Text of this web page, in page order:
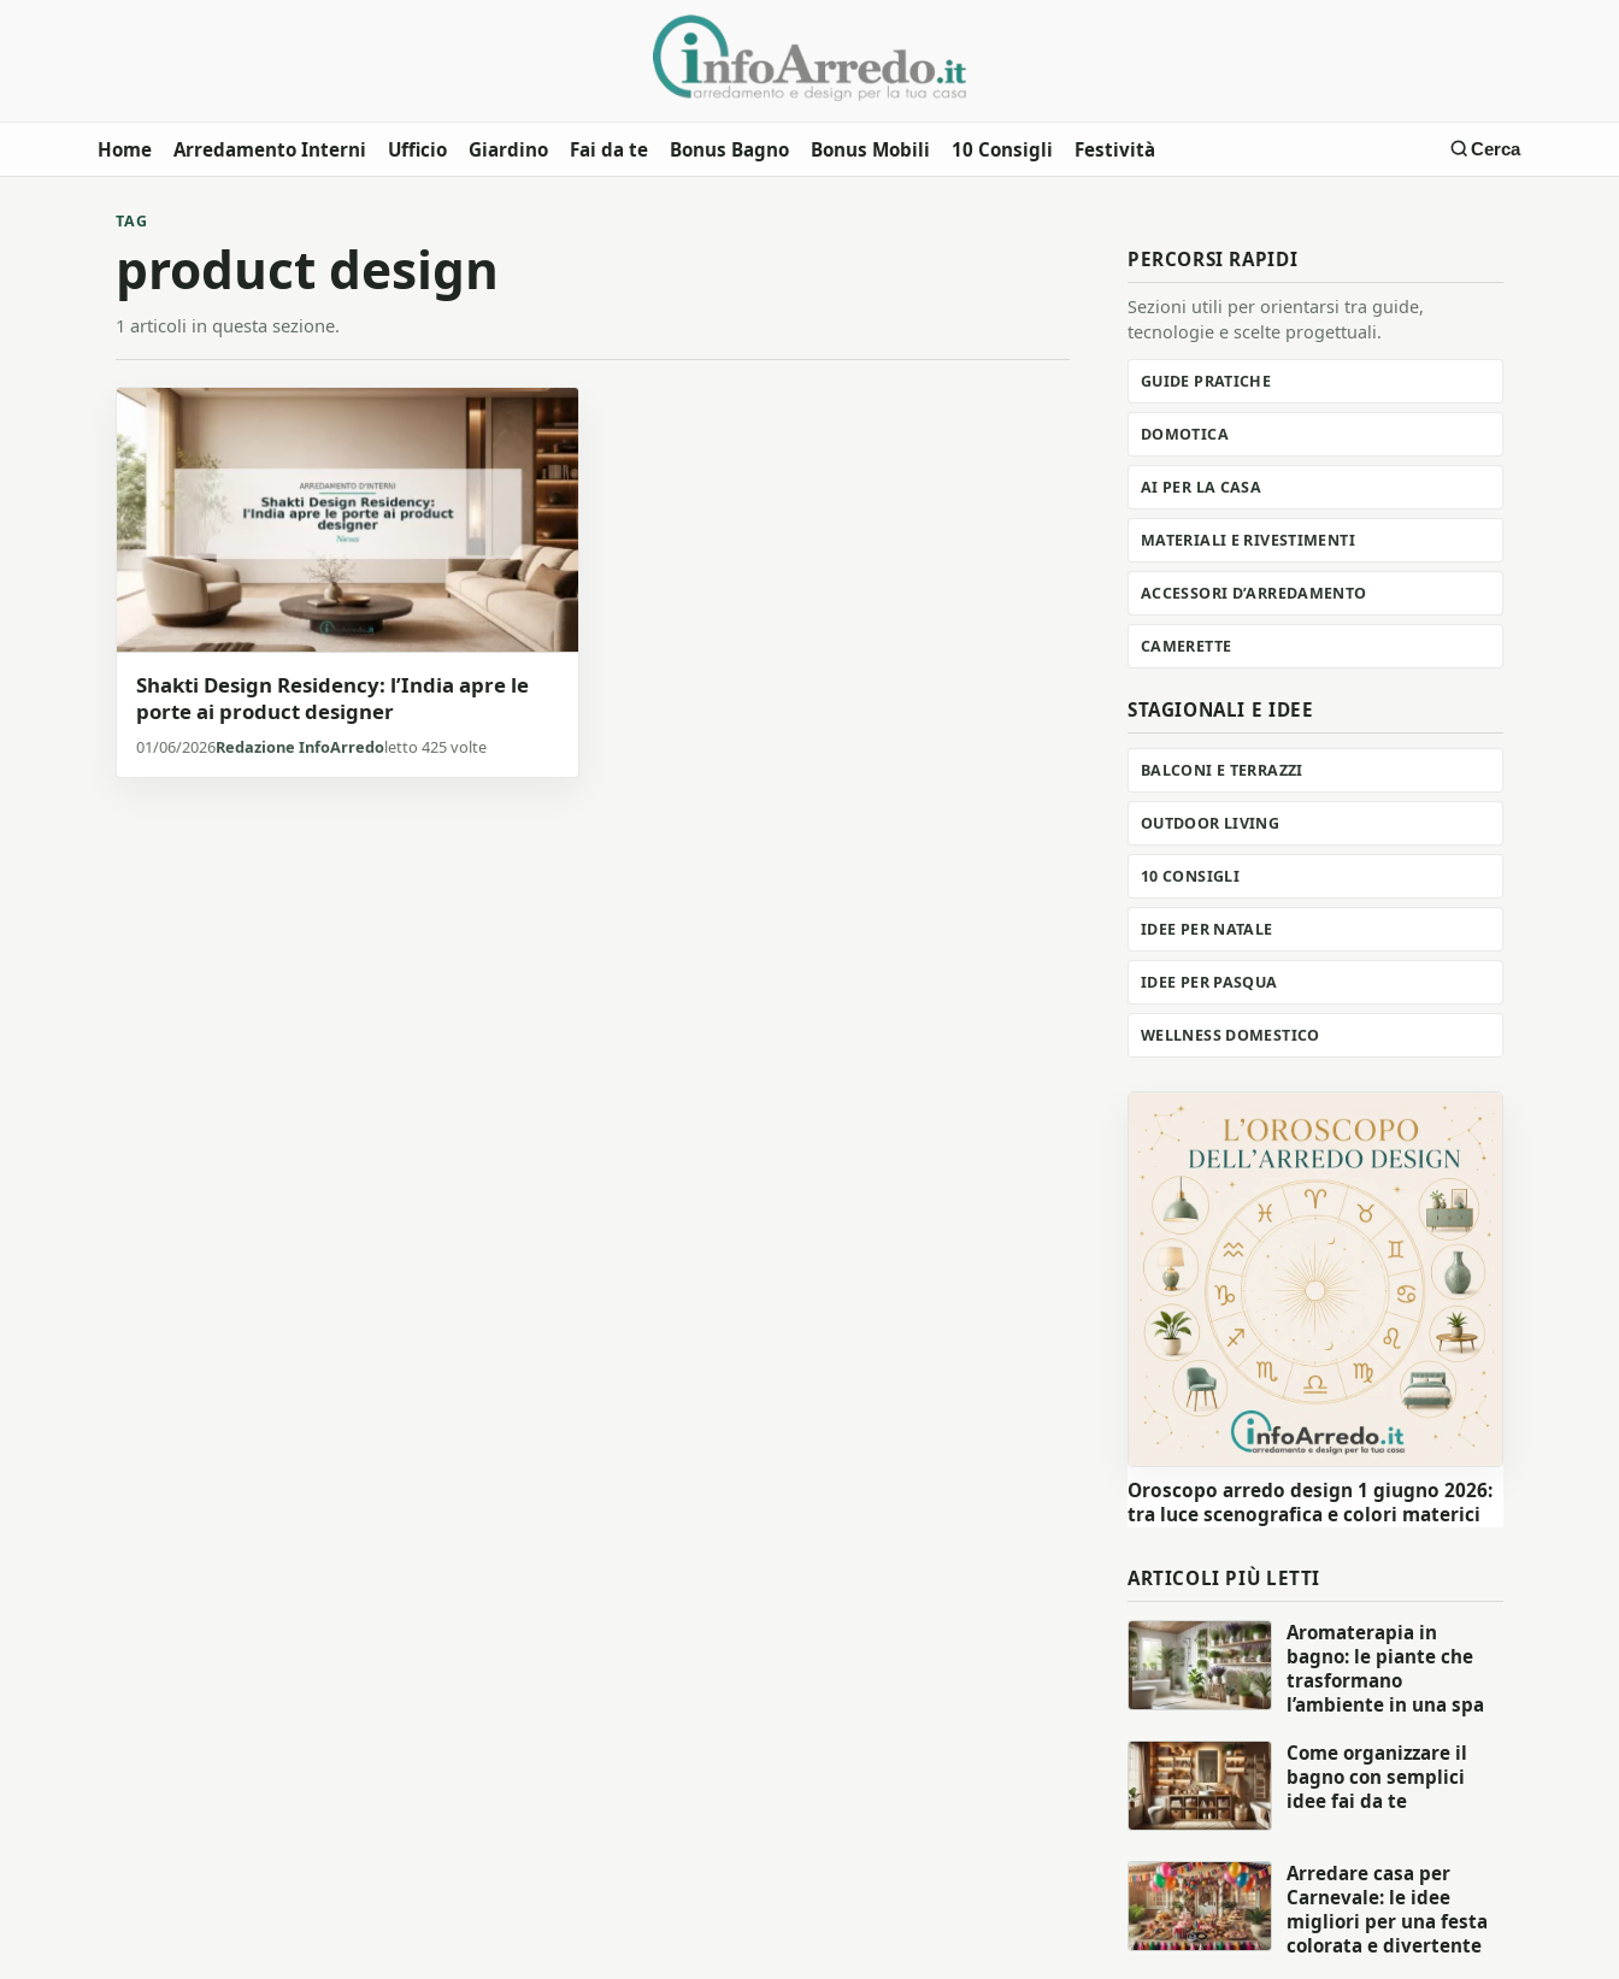
Home Arredamento Interni Ufficio Giardino Fai da te Bonus Bagno Bonus Mobili 10 Consigli Festività Cerca
TAG
product design
1 articoli in questa sezione.
Shakti Design Residency: l’India apre le
porte ai product designer
01/06/2026Redazione InfoArredoletto 425 volte
PERCORSI RAPIDI
Sezioni utili per orientarsi tra guide,
tecnologie e scelte progettuali.
GUIDE PRATICHE
DOMOTICA
AI PER LA CASA
MATERIALI E RIVESTIMENTI
ACCESSORI D’ARREDAMENTO
CAMERETTE
STAGIONALI E IDEE
BALCONI E TERRAZZI
OUTDOOR LIVING
10 CONSIGLI
IDEE PER NATALE
IDEE PER PASQUA
WELLNESS DOMESTICO
Oroscopo arredo design 1 giugno 2026:
tra luce scenografica e colori materici
ARTICOLI PIÙ LETTI
Aromaterapia in
bagno: le piante che
trasformano
l’ambiente in una spa
Come organizzare il
bagno con semplici
idee fai da te
Arredare casa per
Carnevale: le idee
migliori per una festa
colorata e divertente